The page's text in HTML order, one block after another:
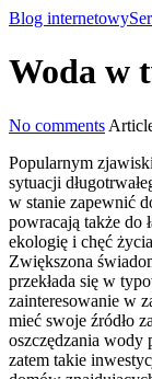
Blog internetowy
Woda w
No comments
Popularnym
sytuacji
w stanie zapewnić
powracają także do
ekologię i chęć
Zwiększona
przekłada się w
zainteresowanie w
mieć swoje źródło
oszczędzania wody
zatem takie